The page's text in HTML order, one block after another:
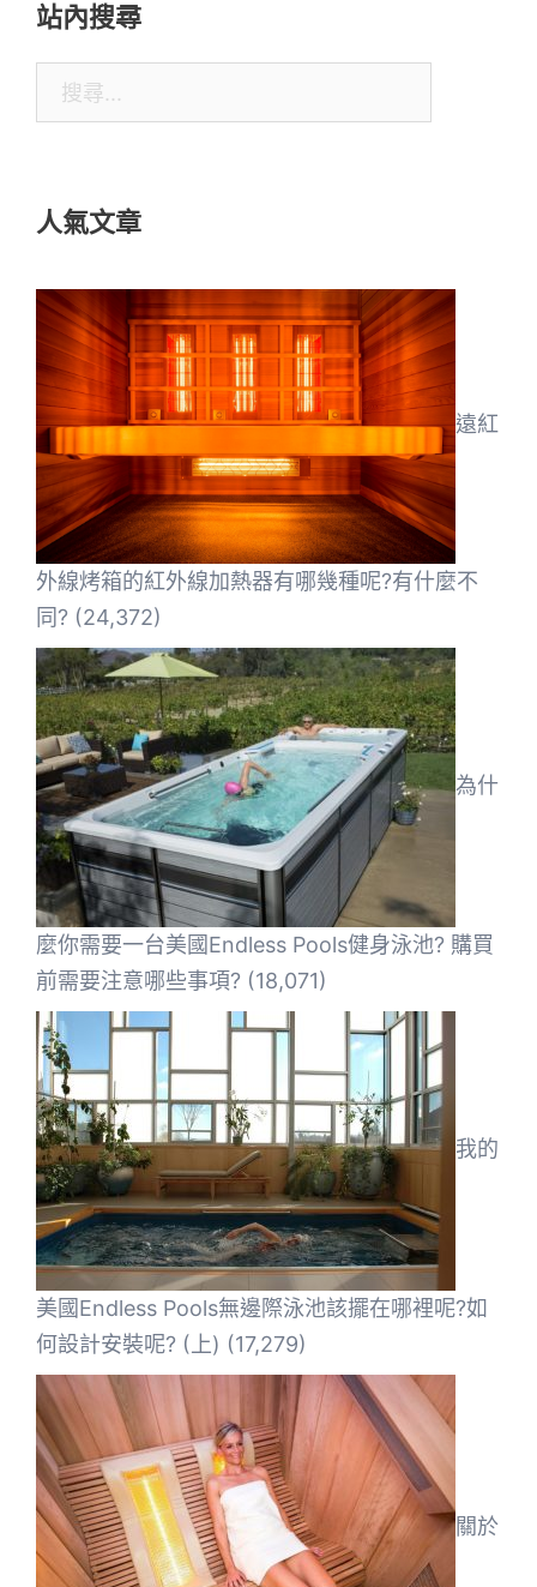
站內搜尋
字:
人氣文章
遠紅
外線烤箱的紅外線加熱器有哪幾種呢?有什麼不
同? (24,372)
為什
麼你需要一台美國Endless Pools健身泳池? 購買
前需要注意哪些事項? (18,071)
我的
美國Endless Pools無邊際泳池該擺在哪裡呢?如
何設計安裝呢? (上) (17,279)
關於